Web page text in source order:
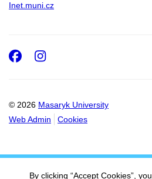
Inet.muni.cz
© 2026 Masaryk University
Web Admin
Cookies
Facebook
Instagram
By clicking “Accept Cookies”,